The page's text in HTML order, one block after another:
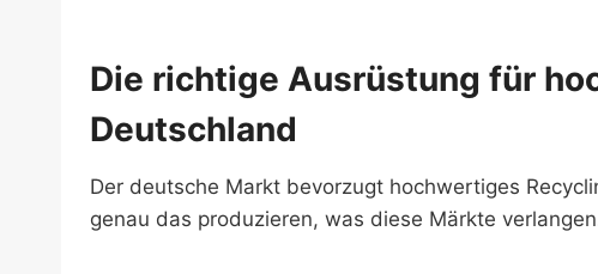
Die richtige Ausrüstung für
Deutschland
Der deutsche Markt bevorzugt hochwertiges
genau das produzieren, was diese Märkte